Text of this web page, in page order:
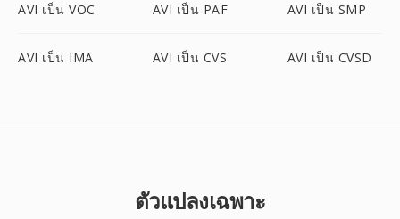
AVI เป็น VOC AVI เป็น PAF AVI เป็น SMP
AVI เป็น IMA AVI เป็น CVS AVI เป็น CVSD
ตัวแปลงเฉพาะ